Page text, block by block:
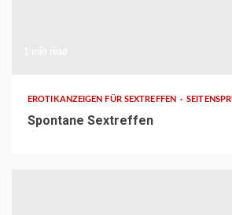
EROTIKANZEIGEN FÜR SEXTREFFEN
Spontane Sextreffen